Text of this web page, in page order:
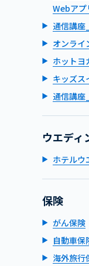
Webアプ
通信講座
オンライ
ホットヨ
キッズス
通信講座
ウエディ
ホテルウ
保険
がん保険
自動車保
海外旅行